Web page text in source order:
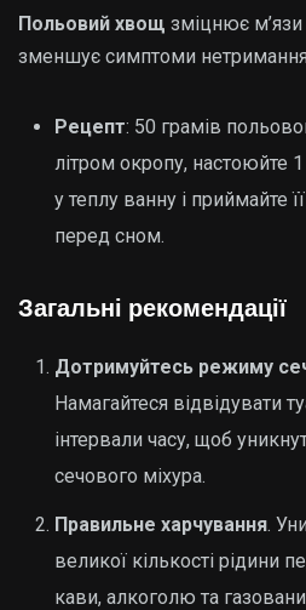
Польовий хвощ зміцнює м’язи
зменшує симптоми нетримання
Рецепт: 50 грамів
літром окропу, настоюйте
у теплу ванну і приймайте
перед сном.
Загальні рекомендації
Дотримуйтесь режиму
Намагайтеся відвідувати
інтервали часу, щоб
сечового міхура.
Правильне харчування.
великої кількості рідини
кави, алкоголю та